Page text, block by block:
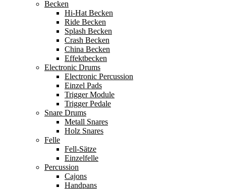
Becken
Hi-Hat Becken
Ride Becken
Splash Becken
Crash Becken
China Becken
Effektbecken
Electronic Drums
Electronic Percussion
Einzel Pads
Trigger Module
Trigger Pedale
Snare Drums
Metall Snares
Holz Snares
Felle
Fell-Sätze
Einzelfelle
Percussion
Cajons
Handpans